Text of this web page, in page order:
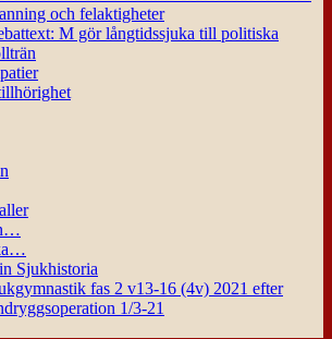
och felaktigheter
M gör långtidssjuka till politiska
Sjukhistoria
fas 2 v13-16 (4v) 2021 efter
1/3-21